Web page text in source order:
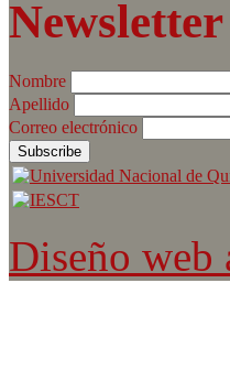
Nombre
Apellido
Correo electrónico
Diseño web